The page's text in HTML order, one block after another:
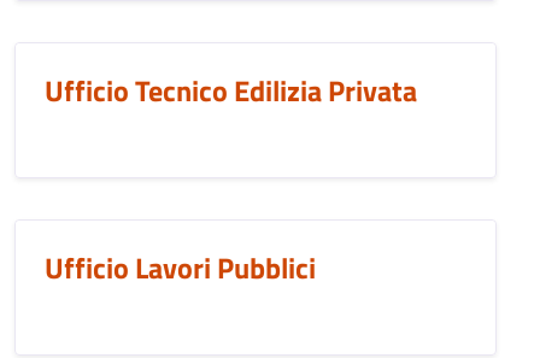
Ufficio Tecnico Edilizia Privata
Ufficio Lavori Pubblici